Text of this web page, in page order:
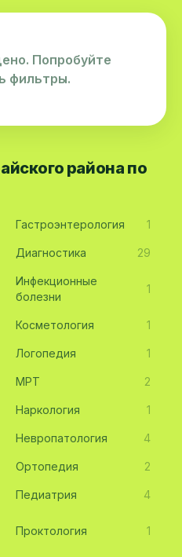
Попробуйте
фильтры.
района по
Гастроэнтерология 1
Диагностика 29
Инфекционные
болезни
1
Косметология 1
Логопедия 1
МРТ 2
Наркология 1
Невропатология 4
Ортопедия 2
Педиатрия 4
Проктология 1